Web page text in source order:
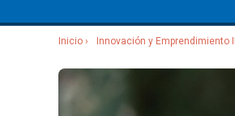
Inicio Innovación y Emprendimiento II